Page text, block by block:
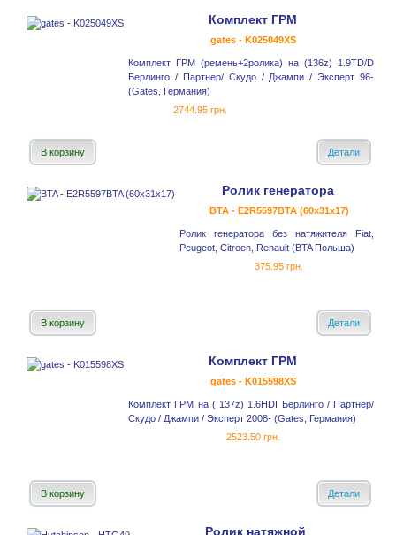
Комплект ГРМ
gates - K025049XS
Комплект ГРМ (ремень+2ролика) на (136z) 1.9TD/D
Берлинго / Партнер/ Скудо / Джампи / Эксперт 96-
(Gates, Германия)
2744.95 грн.
В корзину Детали
Ролик генератора
BTA - E2R5597BTA (60x31x17)
Ролик генератора без натяжителя Fiat,
Peugeot, Citroen, Renault (BTA Польша)
375.95 грн.
В корзину Детали
Комплект ГРМ
gates - K015598XS
Комплект ГРМ на ( 137z) 1.6HDI Берлинго / Партнер/
Скудо / Джампи / Эксперт 2008- (Gates, Германия)
2523.50 грн.
В корзину Детали
Ролик натяжной